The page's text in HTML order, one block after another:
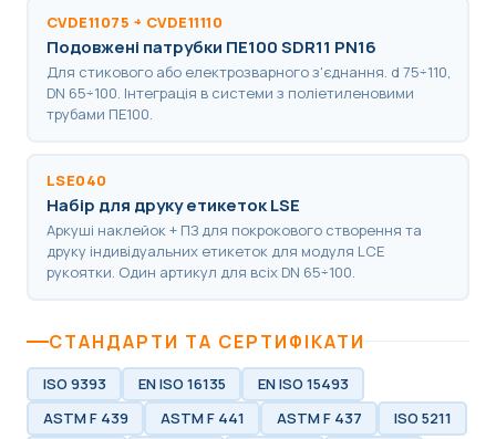
CVDE11075 ÷ CVDE11110
Подовжені патрубки ПЕ100 SDR11 PN16
Для стикового або електрозварного з'єднання. d 75÷110,
DN 65÷100. Інтеграція в системи з поліетиленовими
трубами ПЕ100.
LSE040
Набір для друку етикеток LSE
Аркуші наклейок + ПЗ для покрокового створення та
друку індивідуальних етикеток для модуля LCE
рукоятки. Один артикул для всіх DN 65÷100.
СТАНДАРТИ ТА СЕРТИФІКАТИ
ISO 9393 EN ISO 16135
EN ISO 15493
ASTM F 439
ASTM F 441 ASTM F 437
ISO 5211